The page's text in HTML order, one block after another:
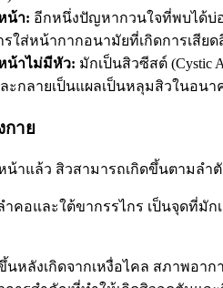
น้า: อีกหนึ่งปัญหากวนใจที่พบได้บ่
รใส่หน้ากากอนามัยที่เกิดการเสียด
น้าไม่มีหัว: มักเป็นสิวซีสต์ (Cystic
ะกลายเป็นแผลเป็นหลุมสิวในอนา
กาย
าแล้ว สิวสามารถเกิดขึ้นตามลำ
ำคอและใต้ขากรรไกร เป็นจุดที่มั
นหลังเกิดจากเหงื่อไคล สภาพอา